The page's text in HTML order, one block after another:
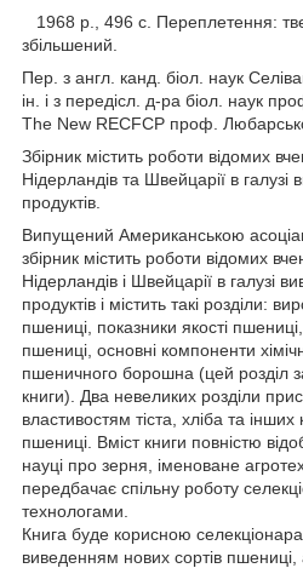
1968 р., 496 с. Переплетення:
збільшений.
Пер. з англ. канд. біол. наук
ін. і з передісл. д-ра біол. наук
The New RECFCP проф.
Збірник містить роботи відомих
Нідерландів та Швейцарії в
продуктів.
Випущений Американською
збірник містить роботи відомих
Нідерландів і Швейцарії в галузі
продуктів і містить такі розділи:
пшениці, показники якості
пшениці, основні компоненти
пшеничного борошна (цей розділ
книги). Два невеликих розділи
властивостям тіста, хліба та інших
пшениці. Вміст книги повністю
науці про зерня, іменоване
передбачає спільну роботу
технологами.
Книга буде корисною
виведенням нових сортів